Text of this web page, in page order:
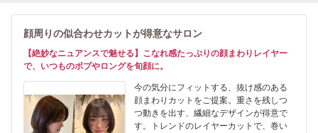
顔周りの似合わせカットが得意なサロン
【絶妙なニュアンスで魅せる】こなれ感たっぷりの顔まわりレイヤー
で、いつものボブやロングを旬顔に。
今の気分にフィットする、抜け感のある
顔まわりカットをご提案。重さを残しつ
つ動きを出す、繊細なデザインが得意で
す。トレンドのレイヤーカットで、巻い